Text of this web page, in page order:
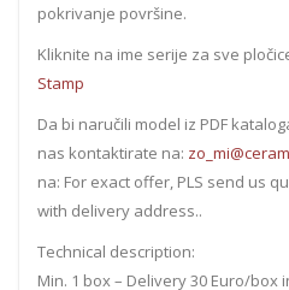
pokrivanje površine.
Kliknite na ime serije za sve
Stamp
Da bi naručili model iz PDF
nas kontaktirate na:
na: For exact offer, PLS send us
with delivery address..
Technical description:
Min. 1 box – Delivery 30 Euro/box